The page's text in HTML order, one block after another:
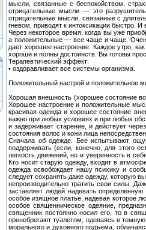
мысли, связанные с беспокойством,
отрицательные мысли — это
отрицательные мысли, связанные с
гневом, приводят к интоксикации быстро.
Через некоторое время, когда вы уже
а положительные — все чаще и чаще.
дает хорошее настроение. Каждое утро,
хороши и полны достоинств. Вы готовы
Терапевтический эффект:
• оздоравливает все системы организма.
Положительный настрой и положительное
Хорошая внешность (хорошее состояние
Хорошее настроение и положительные
красивая одежда и хорошее состояние
важно при любых условиях и при любых
и задерживает старение, и действует
состояния волос и кожи лица
Сначала об одежде. Бее испытывают
поддерживать (если, конечно, для этого
легкость движений, но и уверенность в
Кто носит старую одежду, входит в
одежда освобождает нашу психику и
следует сохранять даже одежду, которую
непроизводительно тратить свои силы.
заставляет людей надевать
особое изящное платье, надевая которое
особое священническое одеяние,
священник постоянно носил его, то в
пренебрегают туалетом, одеваясь в
морального и духовного подъема,